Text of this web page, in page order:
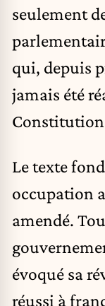
seulement
qui, depuis
jamais été
Constitution
Le texte
occupation
amendé.
évoqué sa
réussi à